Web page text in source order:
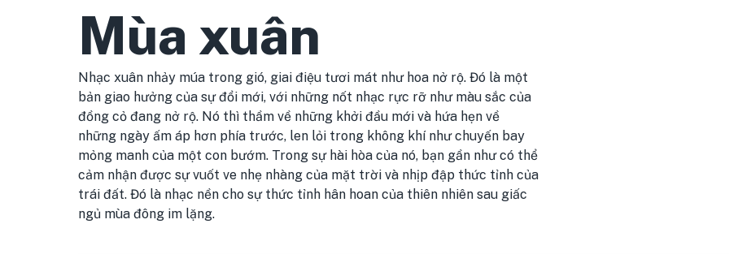
Mùa xuân
Nhạc xuân nhảy múa trong gió, giai điệu tươi mát như hoa nở rộ. Đó là một
bản giao hưởng của sự đổi mới, với những nốt nhạc rực rỡ như màu sắc của
đồng cỏ đang nở rộ. Nó thì thầm về những khởi đầu mới và hứa hẹn về
những ngày ấm áp hơn phía trước, len lỏi trong không khí như chuyến bay
mỏng manh của một con bướm. Trong sự hài hòa của nó, bạn gần như có thể
cảm nhận được sự vuốt ve nhẹ nhàng của mặt trời và nhịp đập thức tỉnh của
trái đất. Đó là nhạc nền cho sự thức tỉnh hân hoan của thiên nhiên sau giấc
ngủ mùa đông im lặng.